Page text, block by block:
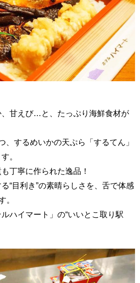
甘えび…と、たっぷり海鮮食材が
、するめいかの天ぷら「するてん」
。
丁寧に作られた逸品！
“目利き”の素晴らしさを、舌で体感
。
ハイマート」の“いいとこ取り駅